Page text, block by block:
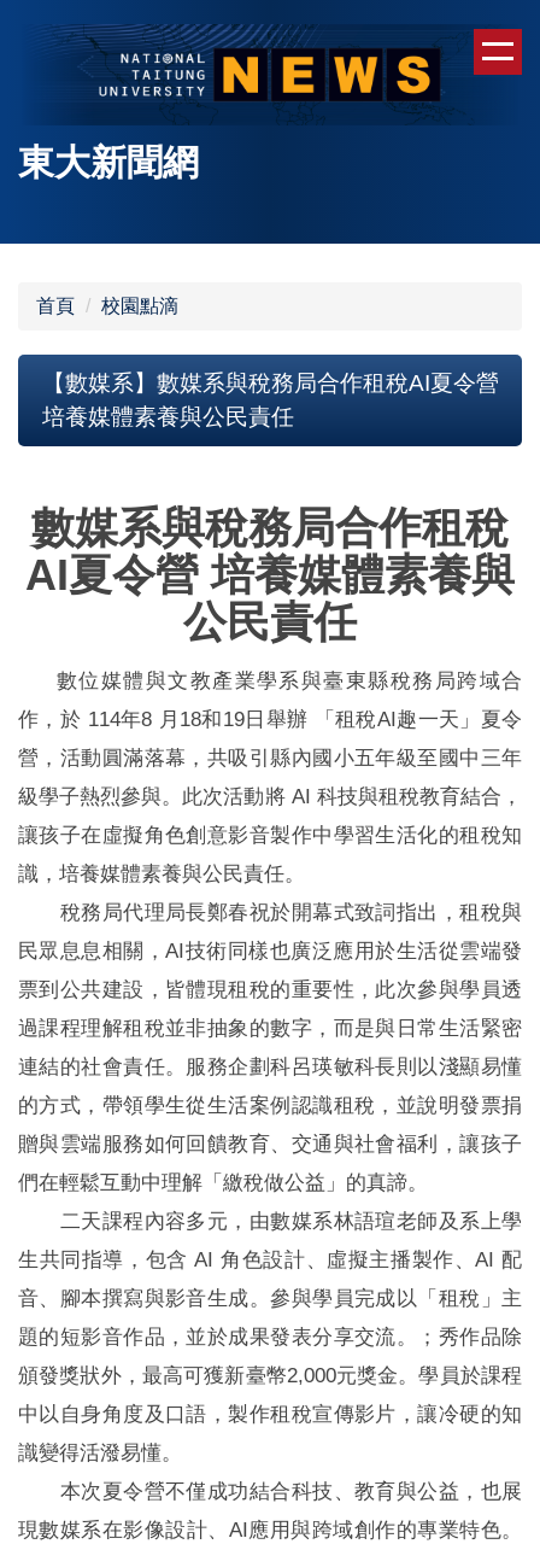
容
東大新聞網
首頁 校園點滴
【數媒系】數媒系與稅務局合作租稅AI夏令營
培養媒體素養與公民責任
數媒系與稅務局合作租稅
AI夏令營 培養媒體素養與
公民責任
數位媒體與文教產業學系與臺東縣稅務局跨域合
作，於 114年8 月18和19日舉辦 「租稅AI趣一天」夏令
營，活動圓滿落幕，共吸引縣內國小五年級至國中三年
級學子熱烈參與。此次活動將 AI 科技與租稅教育結合，
讓孩子在虛擬角色創意影音製作中學習生活化的租稅知
識，培養媒體素養與公民責任。
稅務局代理局長鄭春祝於開幕式致詞指出，租稅與
民眾息息相關，AI技術同樣也廣泛應用於生活從雲端發
票到公共建設，皆體現租稅的重要性，此次參與學員透
過課程理解租稅並非抽象的數字，而是與日常生活緊密
連結的社會責任。服務企劃科呂瑛敏科長則以淺顯易懂
的方式，帶領學生從生活案例認識租稅，並說明發票捐
贈與雲端服務如何回饋教育、交通與社會福利，讓孩子
們在輕鬆互動中理解「繳稅做公益」的真諦。
二天課程內容多元，由數媒系林語瑄老師及系上學
生共同指導，包含 AI 角色設計、虛擬主播製作、AI 配
音、腳本撰寫與影音生成。參與學員完成以「租稅」主
題的短影音作品，並於成果發表分享交流。；秀作品除
頒發獎狀外，最高可獲新臺幣2,000元獎金。學員於課程
中以自身角度及口語，製作租稅宣傳影片，讓冷硬的知
識變得活潑易懂。
本次夏令營不僅成功結合科技、教育與公益，也展
現數媒系在影像設計、AI應用與跨域創作的專業特色。